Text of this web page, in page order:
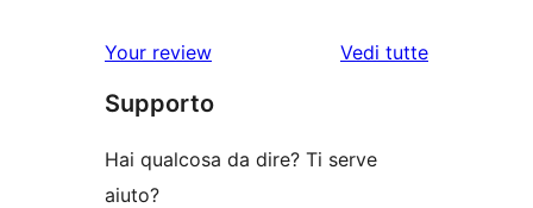
Your review Vedi tuttele
Supporto
Hai qualcosa da dire? Ti serve
aiuto?